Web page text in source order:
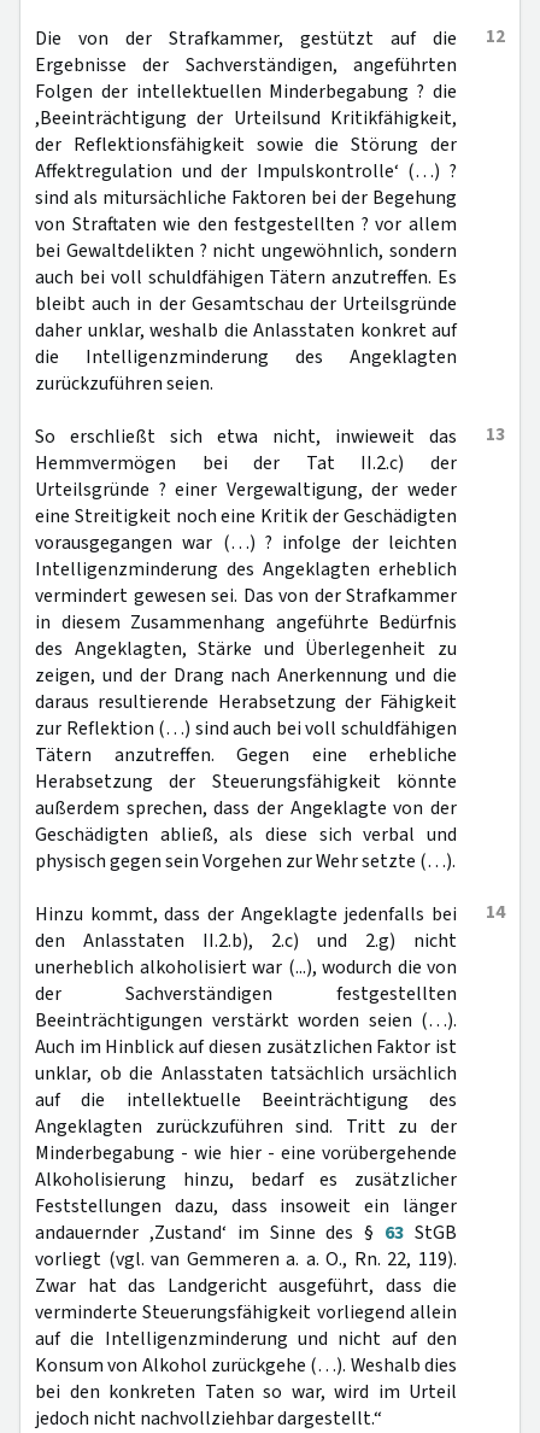
12
Die von der Strafkammer, gestützt auf die
Ergebnisse der Sachverständigen, angeführten
Folgen der intellektuellen Minderbegabung ? die
,Beeinträchtigung der Urteilsund Kritikfähigkeit,
der Reflektionsfähigkeit sowie die Störung der
Affektregulation und der Impulskontrolle‘ (…) ?
sind als mitursächliche Faktoren bei der Begehung
von Straftaten wie den festgestellten ? vor allem
bei Gewaltdelikten ? nicht ungewöhnlich, sondern
auch bei voll schuldfähigen Tätern anzutreffen. Es
bleibt auch in der Gesamtschau der Urteilsgründe
daher unklar, weshalb die Anlasstaten konkret auf
die Intelligenzminderung des Angeklagten
zurückzuführen seien.
13
So erschließt sich etwa nicht, inwieweit das
Hemmvermögen bei der Tat II.2.c) der
Urteilsgründe ? einer Vergewaltigung, der weder
eine Streitigkeit noch eine Kritik der Geschädigten
vorausgegangen war (…) ? infolge der leichten
Intelligenzminderung des Angeklagten erheblich
vermindert gewesen sei. Das von der Strafkammer
in diesem Zusammenhang angeführte Bedürfnis
des Angeklagten, Stärke und Überlegenheit zu
zeigen, und der Drang nach Anerkennung und die
daraus resultierende Herabsetzung der Fähigkeit
zur Reflektion (…) sind auch bei voll schuldfähigen
Tätern anzutreffen. Gegen eine erhebliche
Herabsetzung der Steuerungsfähigkeit könnte
außerdem sprechen, dass der Angeklagte von der
Geschädigten abließ, als diese sich verbal und
physisch gegen sein Vorgehen zur Wehr setzte (…).
14
Hinzu kommt, dass der Angeklagte jedenfalls bei
den Anlasstaten II.2.b), 2.c) und 2.g) nicht
unerheblich alkoholisiert war (...), wodurch die von
der Sachverständigen festgestellten
Beeinträchtigungen verstärkt worden seien (…).
Auch im Hinblick auf diesen zusätzlichen Faktor ist
unklar, ob die Anlasstaten tatsächlich ursächlich
auf die intellektuelle Beeinträchtigung des
Angeklagten zurückzuführen sind. Tritt zu der
Minderbegabung - wie hier - eine vorübergehende
Alkoholisierung hinzu, bedarf es zusätzlicher
Feststellungen dazu, dass insoweit ein länger
andauernder ,Zustand‘ im Sinne des § 63 StGB
vorliegt (vgl. van Gemmeren a. a. O., Rn. 22, 119).
Zwar hat das Landgericht ausgeführt, dass die
verminderte Steuerungsfähigkeit vorliegend allein
auf die Intelligenzminderung und nicht auf den
Konsum von Alkohol zurückgehe (…). Weshalb dies
bei den konkreten Taten so war, wird im Urteil
jedoch nicht nachvollziehbar dargestellt.“